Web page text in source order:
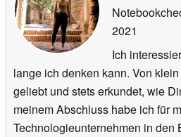
2021
Ich
lange ich denken kann. Von
geliebt und stets erkundet, wie
meinem Abschluss habe ich für
Technologieunternehmen in den